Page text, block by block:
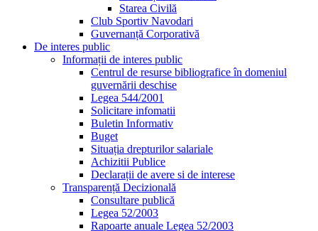
Starea Civilă
Club Sportiv Navodari
Guvernanță Corporativă
De interes public
Informații de interes public
Centrul de resurse bibliografice în domeniul
guvernării deschise
Legea 544/2001
Solicitare infomatii
Buletin Informativ
Buget
Situația drepturilor salariale
Achizitii Publice
Declarații de avere si de interese
Transparență Decizională
Consultare publică
Legea 52/2003
Rapoarte anuale Legea 52/2003